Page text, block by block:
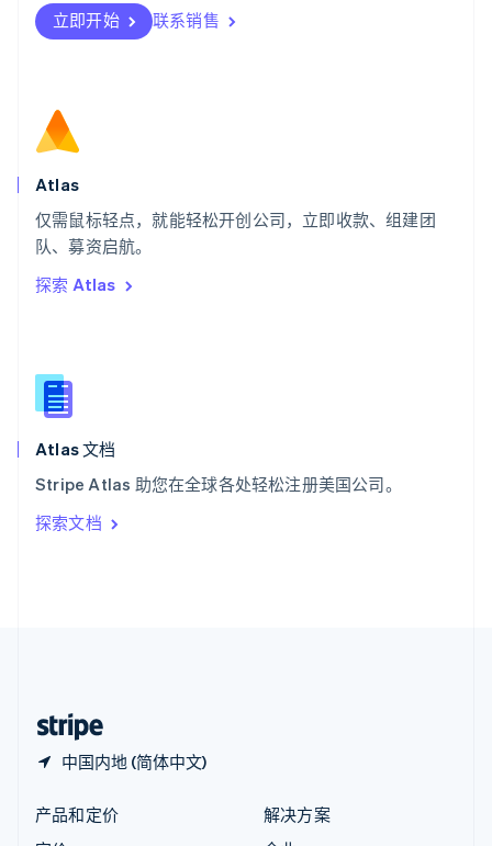
立即开始 联系销售
Atlas
仅需鼠标轻点，就能轻松开创公司，立即收款、组建团
队、募资启航。
探索 Atlas
Atlas 文档
Stripe Atlas 助您在全球各处轻松注册美国公司。
探索文档
中国内地 (简体中文)
瑞士
DeutschFrançais
English
斯洛文尼亚
泰国
ไทยEnglish
希腊
English
西班牙
新西兰
English
匈牙利
English
ItalianoEnglish
印度
English
产品和定价
解决方案